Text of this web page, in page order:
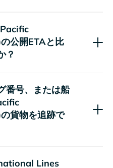
の公開ETAと比
？
番号、または船
の貨物を追跡で